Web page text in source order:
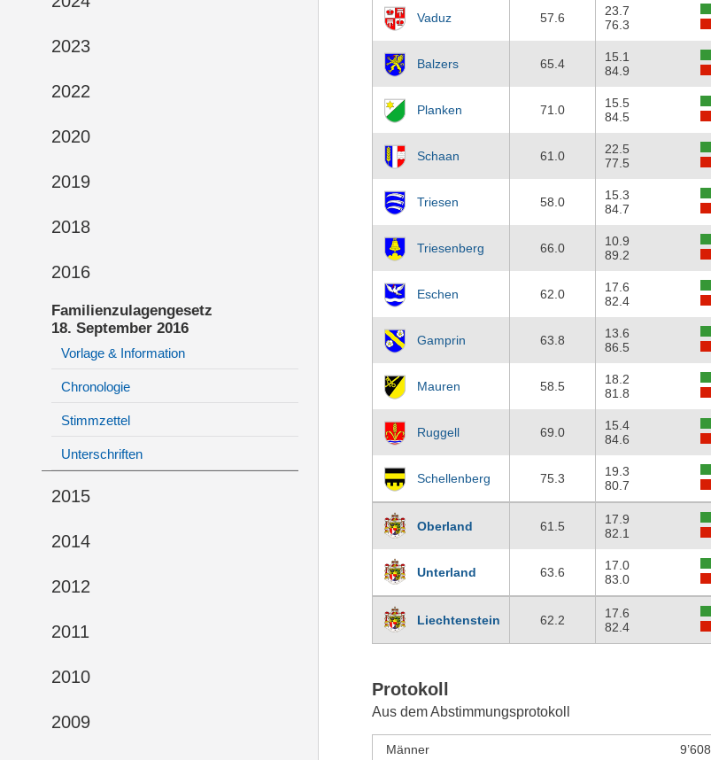
2023
2022
2020
2019
2018
2016
Familienzulagengesetz
18. September 2016
Vorlage & Information
Chronologie
Stimmzettel
Unterschriften
2015
2014
2012
2011
2010
2009
Vaduz 57.6
23.7
76.3
Balzers 65.4
15.1
84.9
Planken 71.0
15.5
84.5
Schaan 61.0
22.5
77.5
Triesen 58.0
15.3
84.7
Triesenberg 66.0
10.9
89.2
Eschen 62.0
17.6
82.4
Gamprin 63.8
13.6
86.5
Mauren 58.5
18.2
81.8
Ruggell 69.0
15.4
84.6
Schellenberg 75.3
19.3
80.7
Oberland 61.5
17.9
82.1
Unterland 63.6
17.0
83.0
Liechtenstein 62.2
17.6
82.4
Protokoll
Aus dem Abstimmungsprotokoll
Männer 9’608